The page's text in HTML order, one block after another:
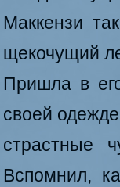
Маккензи
щекочущий
Пришла в
своей
страстные
Вспомнил,